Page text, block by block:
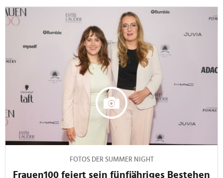
FOTOS DER SUMMER NIGHT
Frauen100 feiert sein fünfjähriges Bestehen